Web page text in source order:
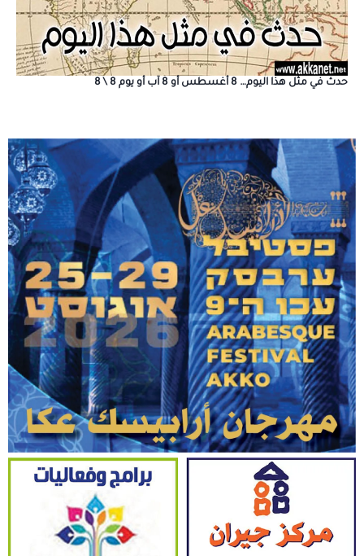
حدث في مثل هذا اليوم… 8 أغسطس أو 8 آب أو يوم 8 \ 8